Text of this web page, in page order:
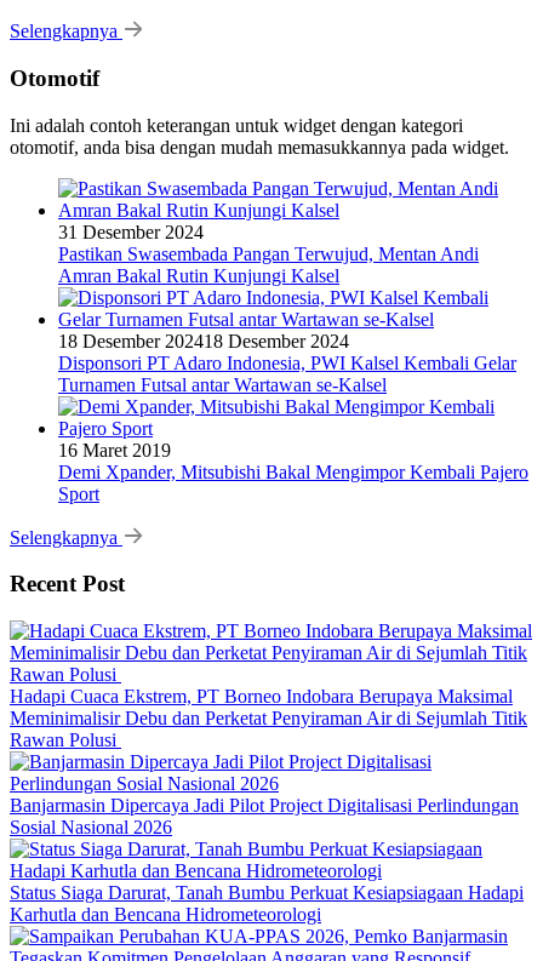
Selengkapnya
Otomotif
Ini adalah contoh keterangan untuk widget dengan kategori
otomotif, anda bisa dengan mudah memasukkannya pada widget.
31 Desember 2024
Pastikan Swasembada Pangan Terwujud, Mentan Andi
Amran Bakal Rutin Kunjungi Kalsel
18 Desember 202418 Desember 2024
Disponsori PT Adaro Indonesia, PWI Kalsel Kembali Gelar
Turnamen Futsal antar Wartawan se-Kalsel
16 Maret 2019
Demi Xpander, Mitsubishi Bakal Mengimpor Kembali Pajero
Sport
Selengkapnya
Recent Post
Hadapi Cuaca Ekstrem, PT Borneo Indobara Berupaya Maksimal
Meminimalisir Debu dan Perketat Penyiraman Air di Sejumlah Titik
Rawan Polusi
Banjarmasin Dipercaya Jadi Pilot Project Digitalisasi Perlindungan
Sosial Nasional 2026
Status Siaga Darurat, Tanah Bumbu Perkuat Kesiapsiagaan Hadapi
Karhutla dan Bencana Hidrometeorologi